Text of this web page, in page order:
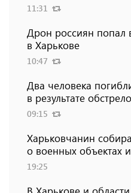
11:31
Дрон россиян попал
в Харькове
10:47
Два человека
в результате
09:15
Харьковчанин
о военных объектах
19:25